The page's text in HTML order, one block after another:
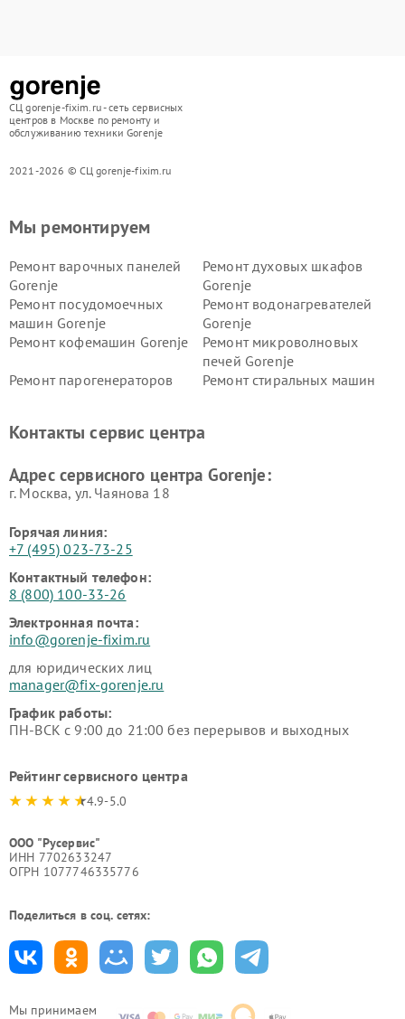
СЦ gorenje-fixim.ru - сеть сервисных
центров в Москве по ремонту и
обслуживанию техники Gorenje
2021-2026 © СЦ gorenje-fixim.ru
Мы принимаем
Мы ремонтируем
Ремонт варочных панелей
Gorenje
Ремонт духовых шкафов
Gorenje
Ремонт посудомоечных
машин Gorenje
Ремонт водонагревателей
Gorenje
Ремонт кофемашин Gorenje
Ремонт микроволновых
печей Gorenje
Ремонт парогенераторов
Ремонт стиральных машин
Контакты сервис центра
Адрес сервисного центра Gorenje:
г. Москва, ул. Чаянова 18
Горячая линия:
+7 (495) 023-73-25
Контактный телефон:
8 (800) 100-33-26
Электронная почта:
info@gorenje-fixim.ru
для юридических лиц
manager@fix-gorenje.ru
График работы:
ПН-ВСК с 9:00 до 21:00 без перерывов и выходных
Рейтинг сервисного центра
4.9-5.0
ООО "Русервис"
ИНН 7702633247
ОГРН 1077746335776
Поделиться в соц. сетях: